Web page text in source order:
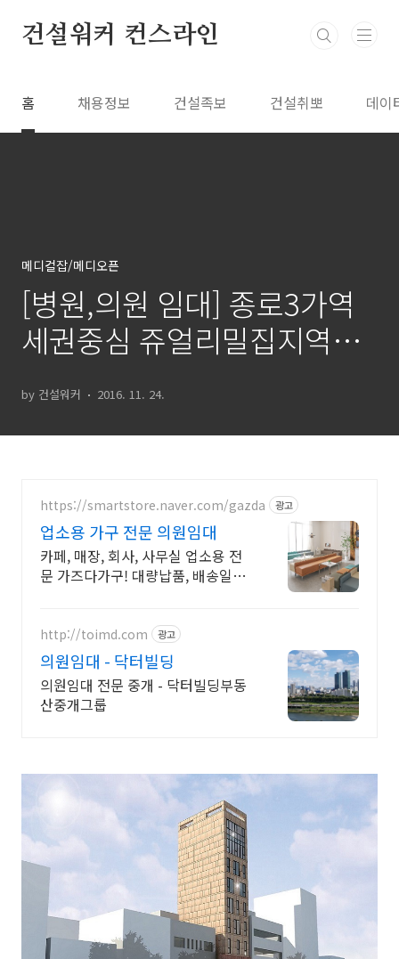
건설워커 컨스라인
홈 채용정보 건설족보 건설취뽀 데이
메디컬잡/메디오픈
[병원,의원 임대] 종로3가역
세권중심 쥬얼리밀집지역앞
by 건설워커 2016. 11. 24.
https://smartstore.naver.com/gazda 광고
업소용 가구 전문 의원임대
카페, 매장, 회사, 사무실 업소용 전
문 가즈다가구! 대량납품, 배송일지
http://toimd.com 광고
의원임대 - 닥터빌딩
의원임대 전문 중개 - 닥터빌딩부동
산중개그룹